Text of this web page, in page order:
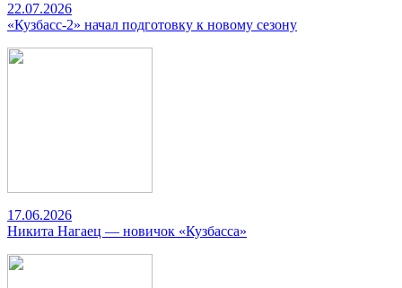
22.07.2026
«Кузбасс-2» начал подготовку к новому сезону
17.06.2026
Никита Нагаец — новичок «Кузбасса»